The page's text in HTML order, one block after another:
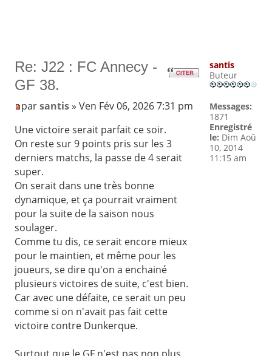
Re: J22 : FC Annecy -
GF 38.
parsantis» Ven Fév 06, 2026 7:31 pm
Une victoire serait parfait ce soir.
On reste sur 9 points pris sur les 3
derniers matchs, la passe de 4 serait
super.
On serait dans une très bonne
dynamique, et ça pourrait vraiment
pour la suite de la saison nous
soulager.
Comme tu dis, ce serait encore mieux
pour le maintien, et même pour les
joueurs, se dire qu'on a enchainé
plusieurs victoires de suite, c'est bien.
Car avec une défaite, ce serait un peu
comme si on n'avait pas fait cette
victoire contre Dunkerque.
santis
Buteur
Messages:
1871
Enregistré
le: Dim Aoû
10, 2014
11:15 am